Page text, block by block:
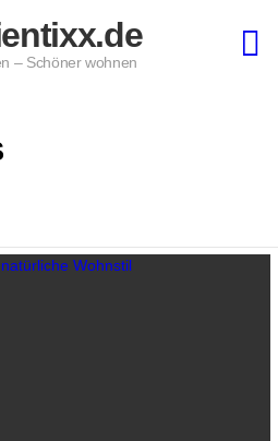
– Schöner wohnen